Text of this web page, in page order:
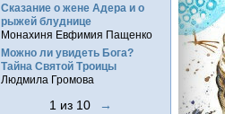
Сказание о жене Адера и о
рыжей блуднице
Монахиня Евфимия Пащенко
Можно ли увидеть Бога?
Тайна Святой Троицы
Людмила Громова
1 из 10 →